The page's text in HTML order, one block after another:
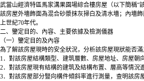
武當山經濟特區馬家溝果園場綜合樓房屋（以下簡稱“
該房屋外墻飾面為混合砂漿抹灰掃白及清水墻；內墻
上世紀70年代。
二、鑒定目的、內容、主要依據及檢測儀器
（一）鑒定目的及內容
為了解該房屋現時的安全狀況，分析該房屋現狀能否
1．對該房屋結構類型、建筑層數、房屋地址、房屋朝
2．對該房屋現有結構的建筑及結構布置、層高等情況
3．對該房屋部分豎向構件傾斜率進行測量，查明該房